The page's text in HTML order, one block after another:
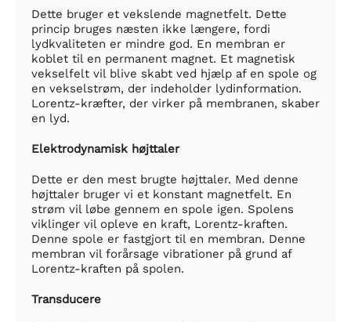
Dette bruger et vekslende magnetfelt. Dette
princip bruges næsten ikke længere, fordi
lydkvaliteten er mindre god. En membran er
koblet til en permanent magnet. Et magnetisk
vekselfelt vil blive skabt ved hjælp af en spole og
en vekselstrøm, der indeholder lydinformation.
Lorentz-kræfter, der virker på membranen, skaber
en lyd.
Elektrodynamisk højttaler
Dette er den mest brugte højttaler. Med denne
højttaler bruger vi et konstant magnetfelt. En
strøm vil løbe gennem en spole igen. Spolens
viklinger vil opleve en kraft, Lorentz-kraften.
Denne spole er fastgjort til en membran. Denne
membran vil forårsage vibrationer på grund af
Lorentz-kraften på spolen.
Transducere